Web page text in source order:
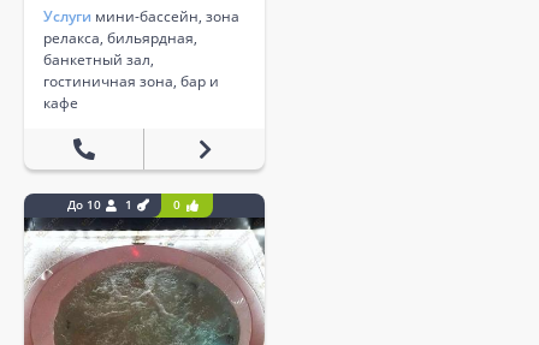
Услуги мини-бассейн, зона
релакса, бильярдная,
банкетный зал,
гостиничная зона, бар и
кафе
До 10 1 0